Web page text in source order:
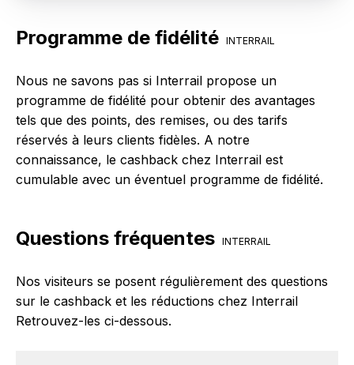
Programme de fidélité INTERRAIL
Nous ne savons pas si Interrail propose un
programme de fidélité pour obtenir des avantages
tels que des points, des remises, ou des tarifs
réservés à leurs clients fidèles. A notre
connaissance, le cashback chez Interrail est
cumulable avec un éventuel programme de fidélité.
Questions fréquentes INTERRAIL
Nos visiteurs se posent régulièrement des questions
sur le cashback et les réductions chez Interrail
Retrouvez-les ci-dessous.